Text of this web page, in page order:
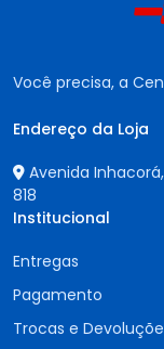
Você precisa, a
Endereço da Loja
Avenida
818
Institucional
Entregas
Pagamento
Trocas e